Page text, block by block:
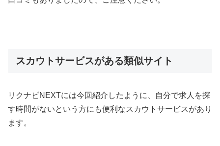
スカウトサービスがある類似サイト
リクナビNEXTには今回紹介したように、自分で求人を探
す時間がないという方にも便利なスカウトサービスがあり
ます。